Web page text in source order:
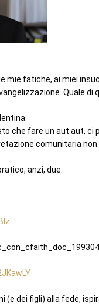
mie fatiche, ai miei
Quale di
che fare un aut aut, ci
comunitaria non
anzi, due.
(e dei figli) alla fede,